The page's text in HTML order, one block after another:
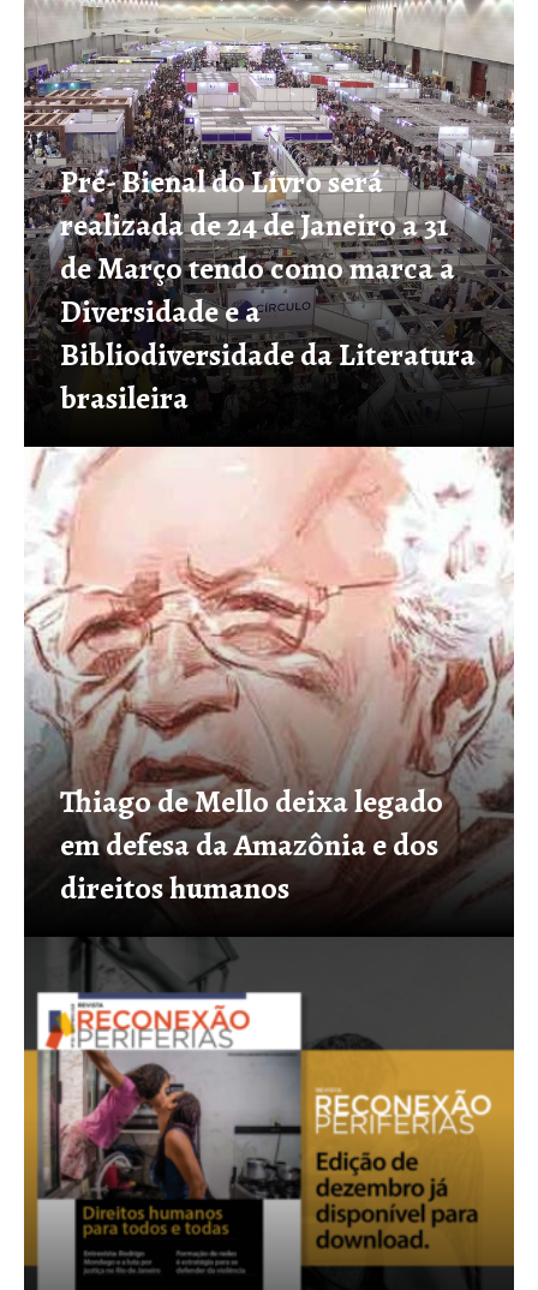
Pré- Bienal do Livro será
realizada de 24 de Janeiro a 31
de Março tendo como marca a
Diversidade e a
Bibliodiversidade da Literatura
brasileira
Thiago de Mello deixa legado
em defesa da Amazônia e dos
direitos humanos